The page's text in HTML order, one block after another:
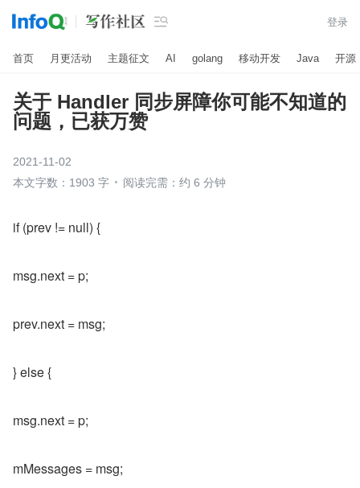
 登录
首页 月更活动 主题征文 AI golang 移动开发 Java 开源
关于 Handler 同步屏障你可能不知道的
问题，已获万赞
2021-11-02
本文字数：1903 字
阅读完需：约 6 分钟
if (prev != null) {
msg.next = p;
prev.next = msg;
} else {
msg.next = p;
mMessages = msg;